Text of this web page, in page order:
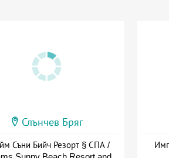
Слънчев Бряг
Съни Бийч Резорт § СПА /